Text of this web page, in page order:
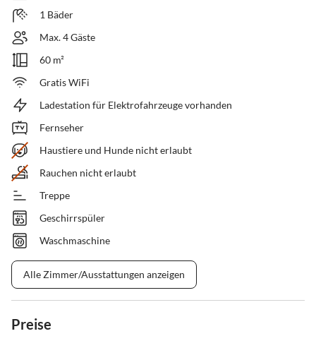
1 Bäder
Max. 4 Gäste
60 m²
Gratis WiFi
Ladestation für Elektrofahrzeuge vorhanden
Fernseher
Haustiere und Hunde nicht erlaubt
Rauchen nicht erlaubt
Treppe
Geschirrspüler
Waschmaschine
Alle Zimmer/Ausstattungen anzeigen
Preise